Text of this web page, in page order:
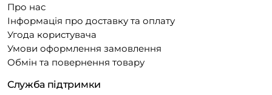
Про нас
Інформація про доставку та оплату
Угода користувача
Умови оформлення замовлення
Обмін та повернення товару
Служба підтримки